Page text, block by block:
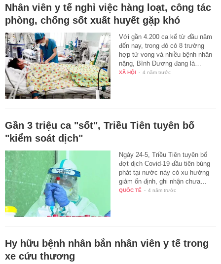
Nhân viên y tế nghỉ việc hàng loạt, công tác
phòng, chống sốt xuất huyết gặp khó
Với gần 4.200 ca kể từ đầu năm
đến nay, trong đó có 8 trường
hợp tử vong và nhiều bệnh nhân
nặng, Bình Dương đang là…
XÃ HỘI - 4 năm trước
Gần 3 triệu ca "sốt", Triều Tiên tuyên bố
"kiểm soát dịch"
Ngày 24-5, Triều Tiên tuyên bố
đợt dịch Covid-19 đầu tiên bùng
phát tại nước này có xu hướng
giảm ổn định, ghi nhận chưa…
QUỐC TẾ - 4 năm trước
Hy hữu bệnh nhân bắn nhân viên y tế trong
xe cứu thương